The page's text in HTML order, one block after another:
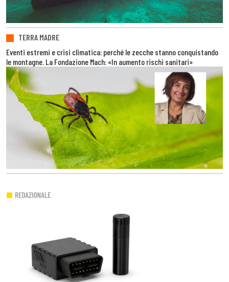
TERRA MADRE
Eventi estremi e crisi climatica: perché le zecche stanno conquistando
le montagne. La Fondazione Mach: «In aumento rischi sanitari»